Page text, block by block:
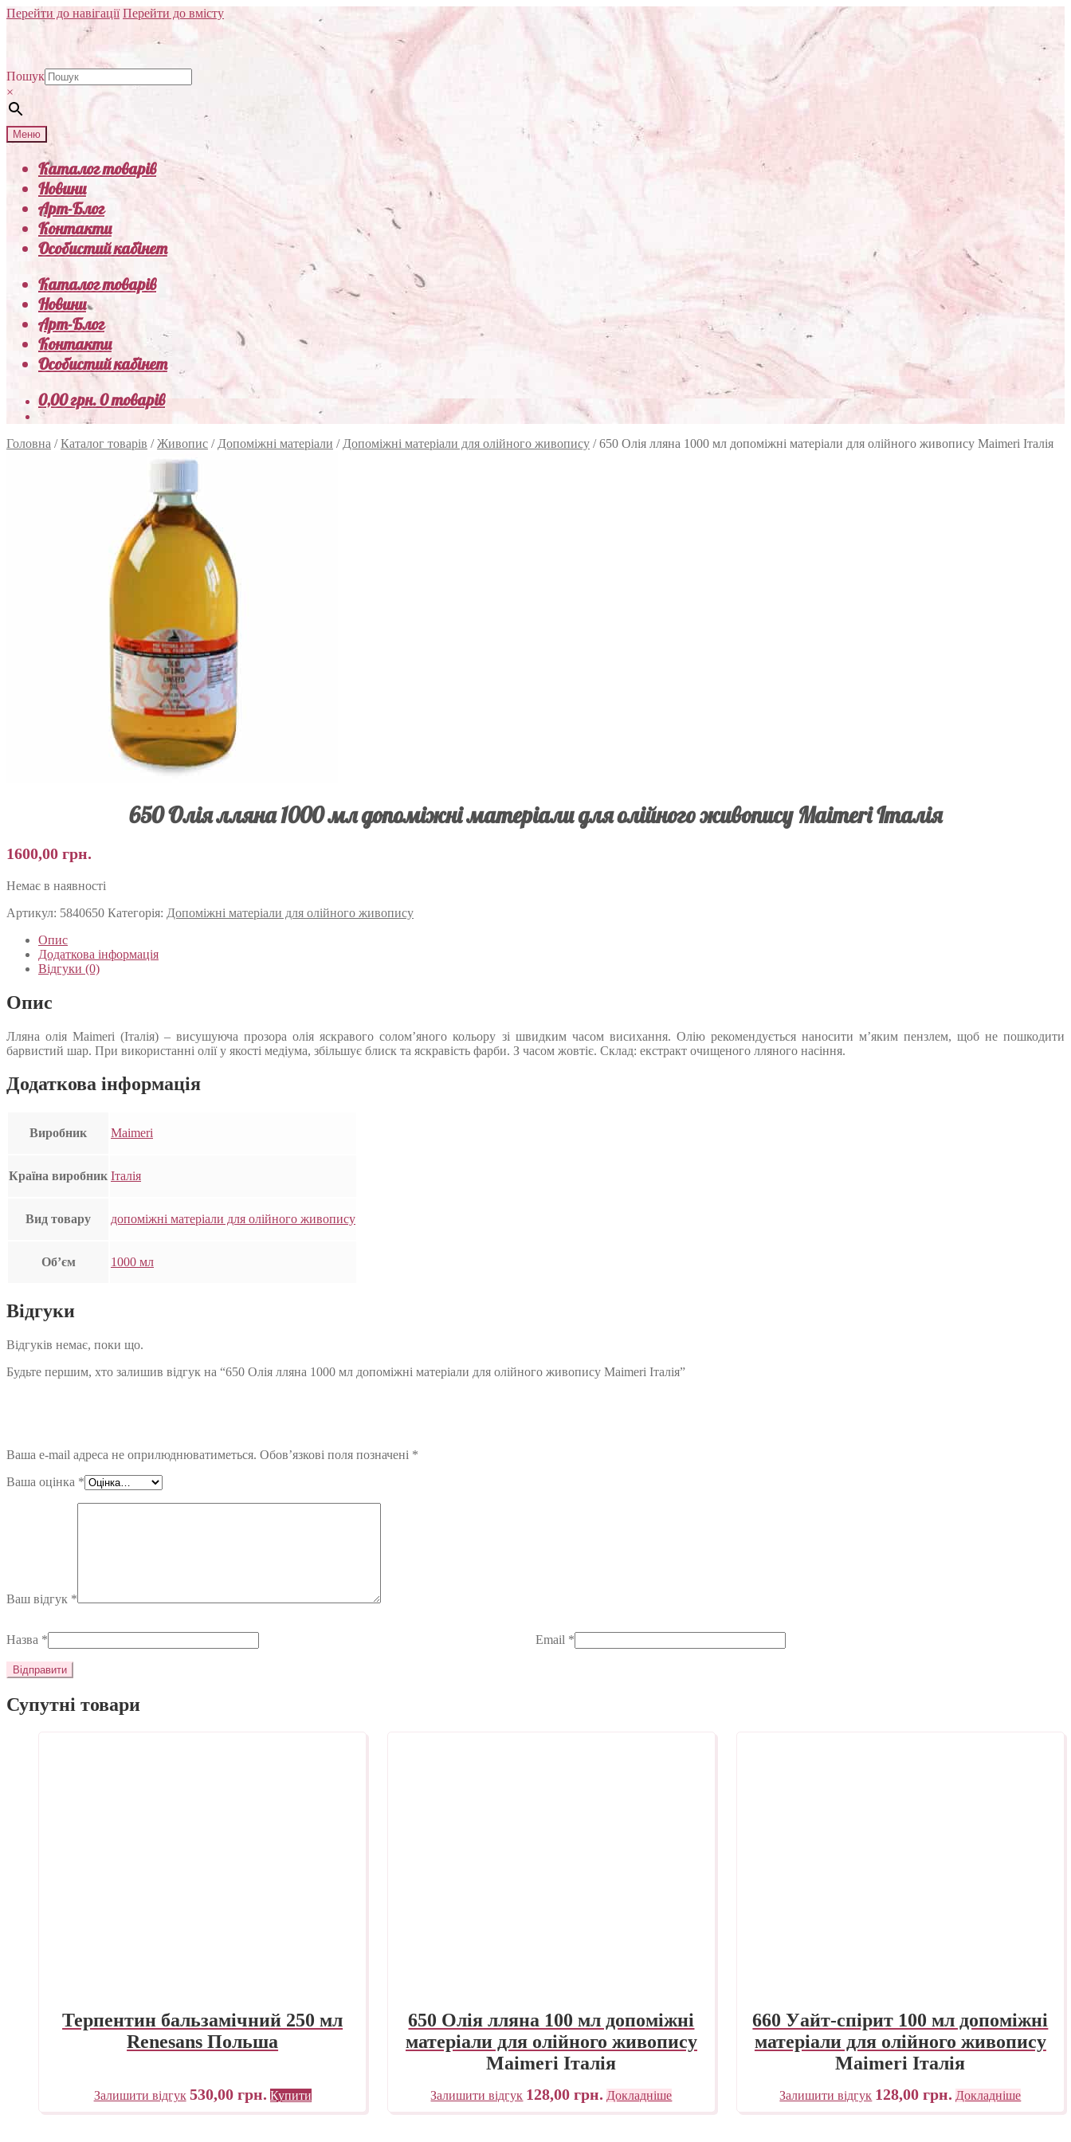
Перейти до навігації Перейти до вмісту
Пошук
×
Меню
Каталог товарів
Новини
Арт-Блог
Контакти
Особистий кабінет
Каталог товарів
Новини
Арт-Блог
Контакти
Особистий кабінет
0,00грн.0 товарів
Головна /Каталог товарів /Живопис / Допоміжні матеріали / Допоміжні матеріали для олійного живопису /650 Олія лляна 1000 мл допоміжні матеріали для олійного живопису Maimeri Італія
650 Олія лляна 1000 мл допоміжні матеріали для олійного живопису Maimeri Італія
1600,00 грн.
Немає в наявності
Артикул: 5840650 Категорія: Допоміжні матеріали для олійного живопису
Опис
Додаткова інформація
Відгуки (0)
Опис
Лляна олія Maimeri (Італія) – висушуюча прозора олія яскравого солом’яного кольору зі швидким часом висихання. Олію рекомендується наносити м’яким пензлем, щоб не пошкодити
барвистий шар. При використанні олії у якості медіума, збільшує блиск та яскравість фарби. З часом жовтіє. Склад: екстракт очищеного лляного насіння.
Додаткова інформація
Виробник Maimeri
Країна виробник Італія
Вид товару допоміжні матеріали для олійного живопису
Об’єм 1000 мл
Відгуки
Відгуків немає, поки що.
Будьте першим, хто залишив відгук на “650 Олія лляна 1000 мл допоміжні матеріали для олійного живопису Maimeri Італія”
Ваша e-mail адреса не оприлюднюватиметься. Обов’язкові поля позначені *
Ваша оцінка *
Ваш відгук *
Назва * Email *
Супутні товари
Терпентин бальзамічний 250 мл
Renesans Польша
Залишити відгук 530,00 грн. Купити
650 Олія лляна 100 мл допоміжні
матеріали для олійного живопису
Maimeri Італія
Залишити відгук 128,00грн. Докладніше
660 Уайт-спірит 100 мл допоміжні
матеріали для олійного живопису
Maimeri Італія
Залишити відгук 128,00грн. Докладніше